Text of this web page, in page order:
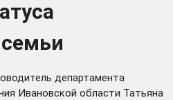
департамента
Ивановской области Татьяна